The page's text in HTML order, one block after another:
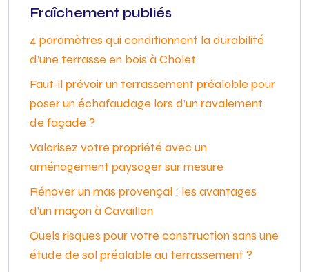
Fraîchement publiés
4 paramètres qui conditionnent la durabilité
d’une terrasse en bois à Cholet
Faut-il prévoir un terrassement préalable pour
poser un échafaudage lors d’un ravalement
de façade ?
Valorisez votre propriété avec un
aménagement paysager sur mesure
Rénover un mas provençal : les avantages
d’un maçon à Cavaillon
Quels risques pour votre construction sans une
étude de sol préalable au terrassement ?